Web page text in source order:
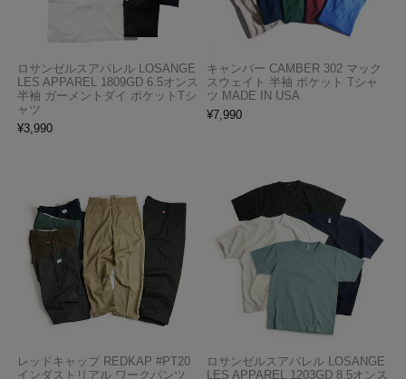
ロサンゼルスアパレル LOSANGE
LES APPAREL 1809GD 6.5オンス
半袖 ガーメントダイ ポケットTシ
ャツ
¥3,990
キャンバー CAMBER 302 マック
スウェイト 半袖 ポケット Tシャ
ツ MADE IN USA
¥7,990
レッドキャップ REDKAP #PT20
インダストリアル ワークパンツ
ロサンゼルスアパレル LOSANGE
LES APPAREL 1203GD 8.5オンス